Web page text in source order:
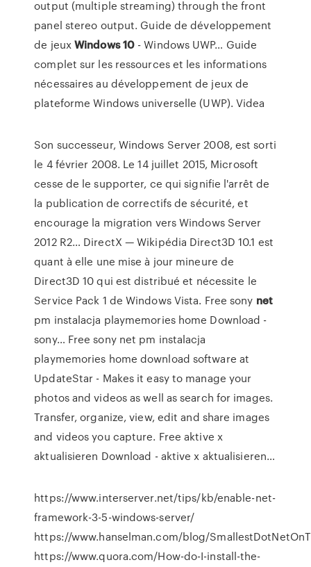
output (multiple streaming) through the front
panel stereo output. Guide de développement
de jeuxWindows 10 - Windows UWP… Guide
complet sur les ressources et les informations
nécessaires au développement de jeux de
plateforme Windows universelle (UWP).Videa
Son successeur, Windows Server 2008, est sorti
le 4 février 2008. Le 14 juillet 2015, Microsoft
cesse de le supporter, ce qui signifie l'arrêt de
la publication de correctifs de sécurité, et
encourage la migration vers Windows Server
2012 R2… DirectX — Wikipédia Direct3D 10.1 est
quant à elle une mise à jour mineure de
Direct3D 10 qui est distribué et nécessite le
Service Pack 1 de Windows Vista. Free sony net
pm instalacja playmemories home Download -
sony… Free sony net pm instalacja
playmemories home download software at
UpdateStar - Makes it easy to manage your
photos and videos as well as search for images.
Transfer, organize, view, edit and share images
and videos you capture. Free aktive x
aktualisieren Download - aktive x aktualisieren…
https://www.interserver.net/tips/kb/enable-net-
framework-3-5-windows-server/
https://www.hanselman.com/blog/
https://www.quora.com/How-do-I-install-the-